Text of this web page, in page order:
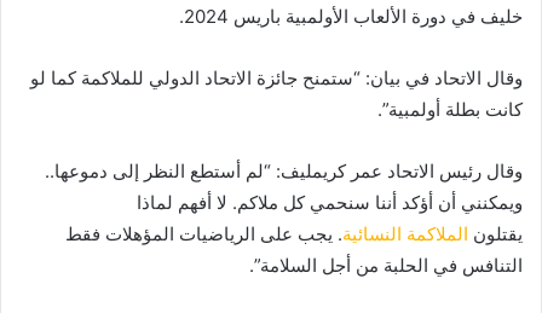
خليف في دورة الألعاب الأولمبية باريس 2024.
وقال الاتحاد في بيان: “ستمنح جائزة الاتحاد الدولي للملاكمة كما لو
كانت بطلة أولمبية”.
وقال رئيس الاتحاد عمر كريمليف: “لم أستطع النظر إلى دموعها..
ويمكنني أن أؤكد أننا سنحمي كل ملاكم. لا أفهم لماذا
يقتلون الملاكمة النسائية. يجب على الرياضيات المؤهلات فقط
التنافس في الحلبة من أجل السلامة”.